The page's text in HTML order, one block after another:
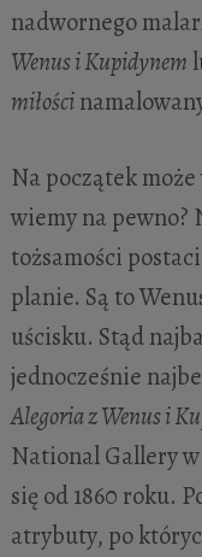
nadwornego
Wenus i Kupidynem
miłości
Na początek
wiemy na pewno?
tożsamości
planie. Są to
uścisku. Stąd
jednocześnie
Alegoria z Wenus i
National Gallery
się od 1860 roku.
atrybuty, po